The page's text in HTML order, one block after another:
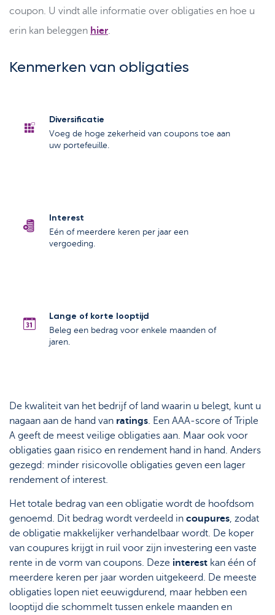
coupon. U vindt alle informatie over obligaties en hoe u
erin kan beleggen hier
Kenmerken van obligaties
Diversificatie
Voeg de hoge zekerheid van coupons toe aan
uw portefeuille.
Interest
Eén of meerdere keren per jaar een
vergoeding.
Lange of korte looptijd
Beleg een bedrag voor enkele maanden of
jaren.
De kwaliteit van het bedrijf of land waarin u belegt, kunt u
nagaan aan de hand van ratings . Een AAA-score of Triple
A geeft de meest veilige obligaties aan. Maar ook voor
obligaties gaan risico en rendement hand in hand. Anders
gezegd: minder risicovolle obligaties geven een lager
rendement of interest.
Het totale bedrag van een obligatie wordt de hoofdsom
genoemd. Dit bedrag wordt verdeeld in coupures , zodat
de obligatie makkelijker verhandelbaar wordt. De koper
van coupures krijgt in ruil voor zijn investering een vaste
rente in de vorm van coupons. Deze interest kan één of
meerdere keren per jaar worden uitgekeerd. De meeste
obligaties lopen niet eeuwigdurend, maar hebben een
looptijd die schommelt tussen enkele maanden en